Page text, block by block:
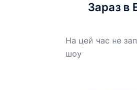
Зараз в
На цей час не
шоу